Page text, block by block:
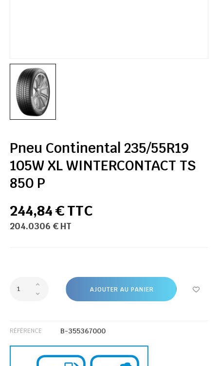
Pneu Continental 235/55R19
105W XL WINTERCONTACT TS
850 P
244,84 € TTC
204.0306 € HT
AJOUTER AU PANIER
RÉFÉRENCE B-355367000